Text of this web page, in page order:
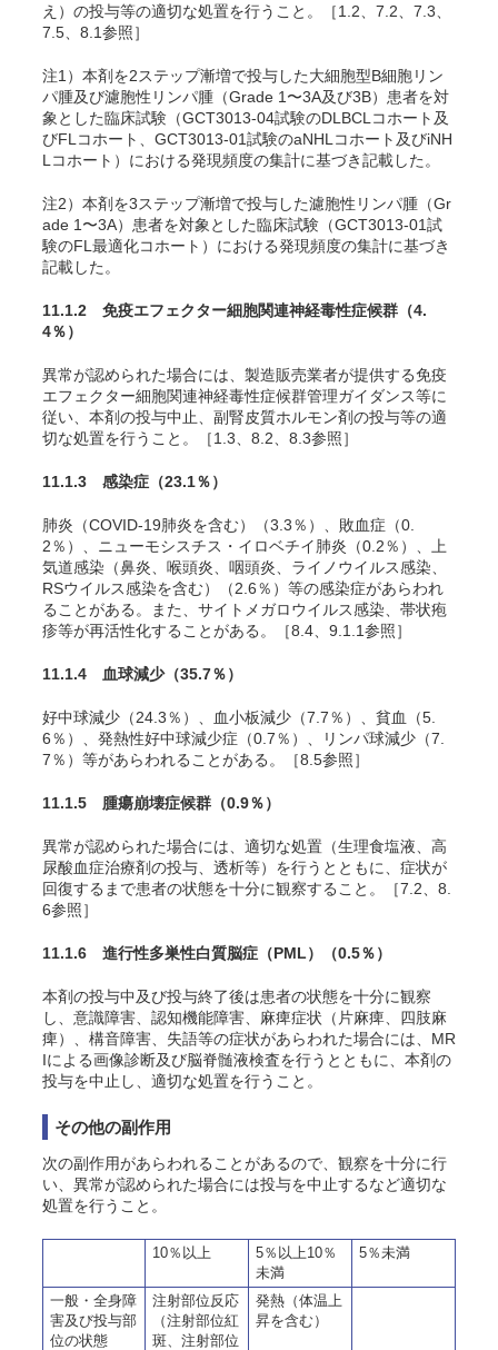
え）の投与等の適切な処置を行うこと。［1.2、7.2、7.3、
7.5、8.1参照］
注1）本剤を2ステップ漸増で投与した大細胞型B細胞リン
パ腫及び濾胞性リンパ腫（Grade 1〜3A及び3B）患者を対
象とした臨床試験（GCT3013-04試験のDLBCLコホート及
びFLコホート、GCT3013-01試験のaNHLコホート及びiNH
Lコホート）における発現頻度の集計に基づき記載した。
注2）本剤を3ステップ漸増で投与した濾胞性リンパ腫（Gr
ade 1〜3A）患者を対象とした臨床試験（GCT3013-01試
験のFL最適化コホート）における発現頻度の集計に基づき
記載した。
11.1.2 免疫エフェクター細胞関連神経毒性症候群 （4.
4％）
異常が認められた場合には、製造販売業者が提供する免疫
エフェクター細胞関連神経毒性症候群管理ガイダンス等に
従い、本剤の投与中止、副腎皮質ホルモン剤の投与等の適
切な処置を行うこと。［1.3、8.2、8.3参照］
11.1.3 感染症 （23.1％）
肺炎 （COVID-19肺炎を含む） （3.3％）、敗血症（0.
2％）、ニューモシスチス・イロベチイ肺炎（0.2％ ）、上
気道感染（鼻炎、喉頭炎、咽頭炎、ライノウイルス感染、
RSウイルス感染を含む）（2.6％）等の感染症があらわれ
ることがある。また、サイトメガロウイルス感染、帯状疱
疹等が再活性化することがある。［8.4、9.1.1参照］
11.1.4 血球減少（35.7％）
好中球減少（24.3％）、血小板減少（7.7％）、貧血（5.
6％）、発熱性好中球減少症（0.7％）、リンパ球減少（7.
7％）等があらわれることがある。［8.5参照］
11.1.5 腫瘍崩壊症候群 （0.9％）
異常が認められた場合には、適切な処置（生理食塩液、高
尿酸血症治療剤の投与、透析等）を行うとともに、症状が
回復するまで患者の状態を十分に観察すること。［7.2、8.
6参照］
11.1.6 進行性多巣性白質脳症（PML） （0.5％）
本剤の投与中及び投与終了後は患者の状態を十分に観察
し、意識障害、認知機能障害、麻痺症状（片麻痺、四肢麻
痺）、構音障害、失語等の症状があらわれた場合には、MR
Iによる画像診断及び脳脊髄液検査を行うとともに、本剤の
投与を中止し、適切な処置を行うこと。
その他の副作用
次の副作用があらわれることがあるので、観察を十分に行
い、異常が認められた場合には投与を中止するなど適切な
処置を行うこと。
10％以上
5％以上10％
未満
5％未満
一般・全身障
害及び投与部
位の状態
注射部位反応
（注射部位紅
斑、注射部位
発熱（体温上
昇を含む）